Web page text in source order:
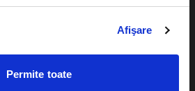
Afişare
Permite toate
Cum comand bilete?